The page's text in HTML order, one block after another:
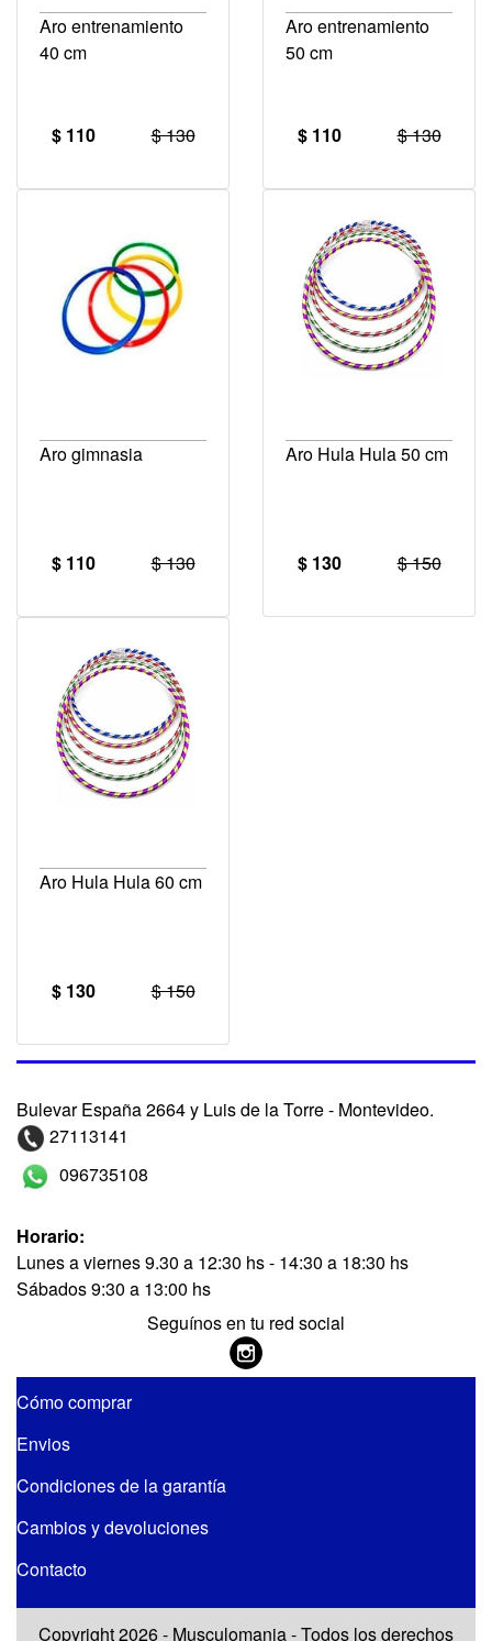
Aro entrenamiento
40 cm
$ 110 $ 130
Aro entrenamiento
50 cm
$ 110 $ 130
Aro gimnasia
$ 110 $ 130
Aro Hula Hula 50 cm
$ 130 $ 150
Aro Hula Hula 60 cm
$ 130 $ 150
Bulevar España 2664 y Luis de la Torre - Montevideo.
27113141
096735108
Horario:
Lunes a viernes 9.30 a 12:30 hs - 14:30 a 18:30 hs
Sábados 9:30 a 13:00 hs
Seguínos en tu red social
Cómo comprar
Envios
Condiciones de la garantía
Cambios y devoluciones
Contacto
Copyright 2026 - Musculomania - Todos los derechos